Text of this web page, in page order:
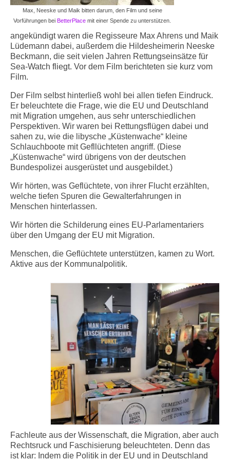
Max, Neeske und Maik bitten darum, den Film und seine
Vorführungen bei BetterPlace mit einer Spende zu unterstützen.
angekündigt waren die Regisseure Max Ahrens und Maik
Lüdemann dabei, außerdem die Hildesheimerin Neeske
Beckmann, die seit vielen Jahren Rettungseinsätze für
Sea-Watch fliegt. Vor dem Film berichteten sie kurz vom
Film.
Der Film selbst hinterließ wohl bei allen tiefen Eindruck.
Er beleuchtete die Frage, wie die EU und Deutschland
mit Migration umgehen, aus sehr unterschiedlichen
Perspektiven. Wir waren bei Rettungsflügen dabei und
sahen zu, wie die libysche „Küstenwache“ kleine
Schlauchboote mit Gefllüchteten angriff. (Diese
„Küstenwache“ wird übrigens von der deutschen
Bundespolizei ausgerüstet und ausgebildet.)
Wir hörten, was Geflüchtete, von ihrer Flucht erzählten,
welche tiefen Spuren die Gewalterfahrungen in
Menschen hinterlassen.
Wir hörten die Schilderung eines EU-Parlamentariers
über den Umgang der EU mit Migration.
Menschen, die Geflüchtete unterstützen, kamen zu Wort.
Aktive aus der Kommunalpolitik.
Fachleute aus der Wissenschaft, die Migration, aber auch
Rechtsruck und Faschisierung beleuchteten. Denn das
ist klar: Indem die Politik in der EU und in Deutschland